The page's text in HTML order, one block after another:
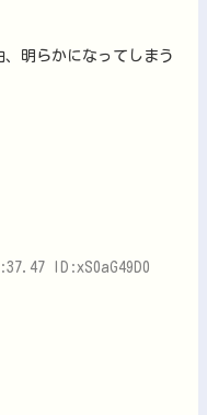
、明らかになってしまう
ID:xS0aG49D0